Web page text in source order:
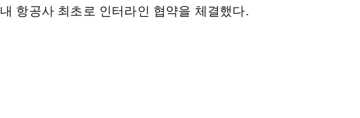
내 항공사 최초로 인터라인 협약을 체결했다.